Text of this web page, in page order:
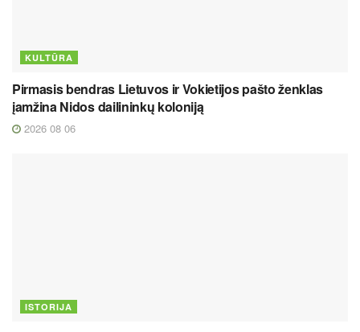
KULTŪRA
Pirmasis bendras Lietuvos ir Vokietijos pašto ženklas
įamžina Nidos dailininkų koloniją
2026 08 06
ISTORIJA